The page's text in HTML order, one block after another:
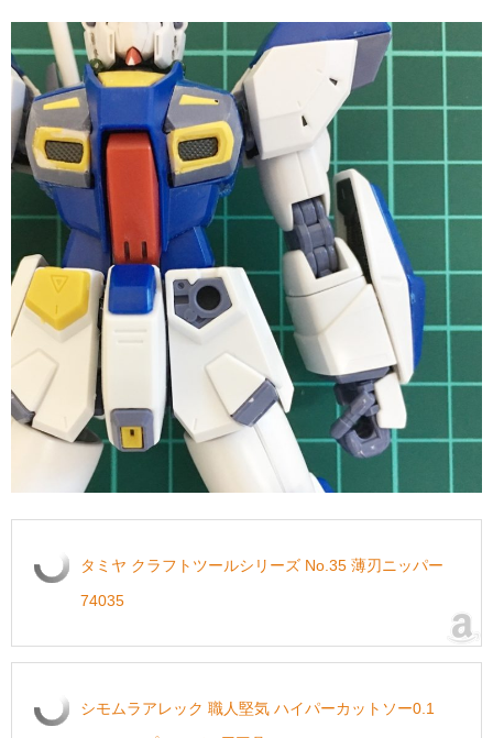
タミヤ クラフトツールシリーズ No.35 薄刃ニッパー
74035
シモムラアレック 職人堅気 ハイパーカットソー0.1